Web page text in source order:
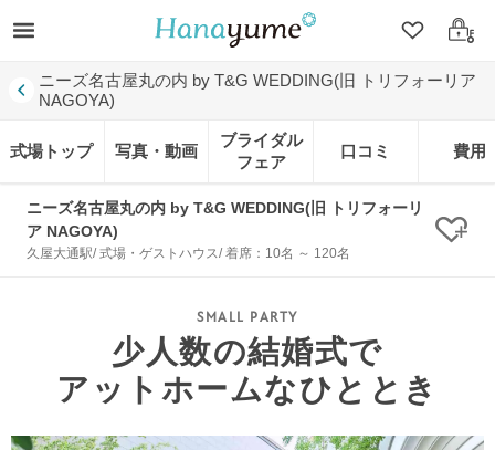
クリップ
ログ
ニーズ名古屋丸の内 by T&G WEDDING(旧 トリフォーリア
NAGOYA)
式場トップ 写真・動画
ブライダル
フェア
口コミ 費用
ニーズ名古屋丸の内 by T&G WEDDING(旧 トリフォーリ
ア NAGOYA)
久屋大通駅/ 式場・ゲストハウス/ 着席：10名 ～ 120名 ク
少人数の結婚式で
アットホームなひととき